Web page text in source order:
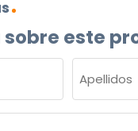
este
Apellidos